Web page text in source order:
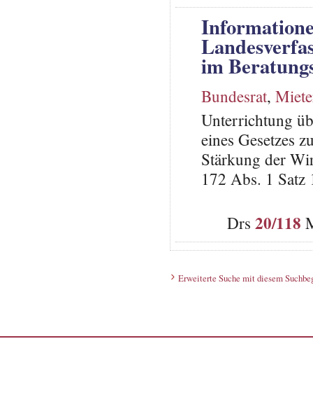
im
Bundesrat,
Unterrichtung
eines Gesetzes
Stärkung der
172 Abs. 1
Drs 20/118
Erweiterte Suche mit diesem